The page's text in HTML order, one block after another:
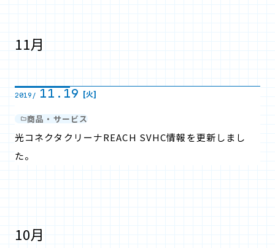
11月
2019/ 11.19 [火]
商品・サービス
光コネクタクリーナREACH SVHC情報を更新しまし
た。
10月